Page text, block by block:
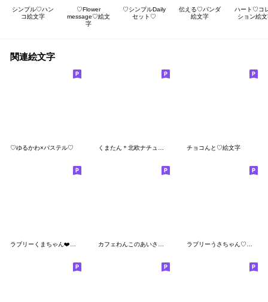
シンプル♡ハン
コ絵文字
♡Flower
message♡絵文
字
♡シンプルDaily
セット♡
伝える♡パンダ
絵文字
ハート♡コ
ション絵
関連絵文字
♡ゆるかわ×パステル♡ チョコんと♡絵文字
ラブリーくまちゃん❤️赤リボン❤️ カフェわんこのあいさつ絵文字 ラブリーうさちゃん♡冬ver♡